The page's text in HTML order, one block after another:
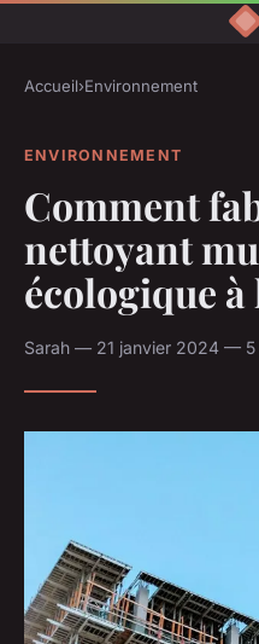
Accueil›Environnement
ENVIRONNEMENT
Comment
nettoyant
écologique
Sarah — 21 janvier 2024 — 5